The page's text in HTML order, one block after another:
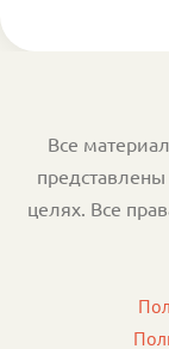
Все
целях. Все